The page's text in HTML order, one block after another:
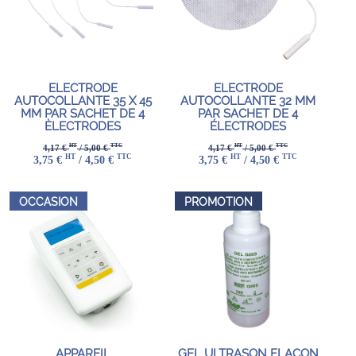
ELECTRODE
AUTOCOLLANTE 35 X 45
MM PAR SACHET DE 4
ÈLECTRODES
4,17 €HT/ 5,00 €TTC
3,75 € HT / 4,50 € TTC
ELECTRODE
AUTOCOLLANTE 32 MM
PAR SACHET DE 4
ÉLECTRODES
4,17 €HT/ 5,00 €TTC
3,75 € HT / 4,50 € TTC
OCCASION PROMOTION